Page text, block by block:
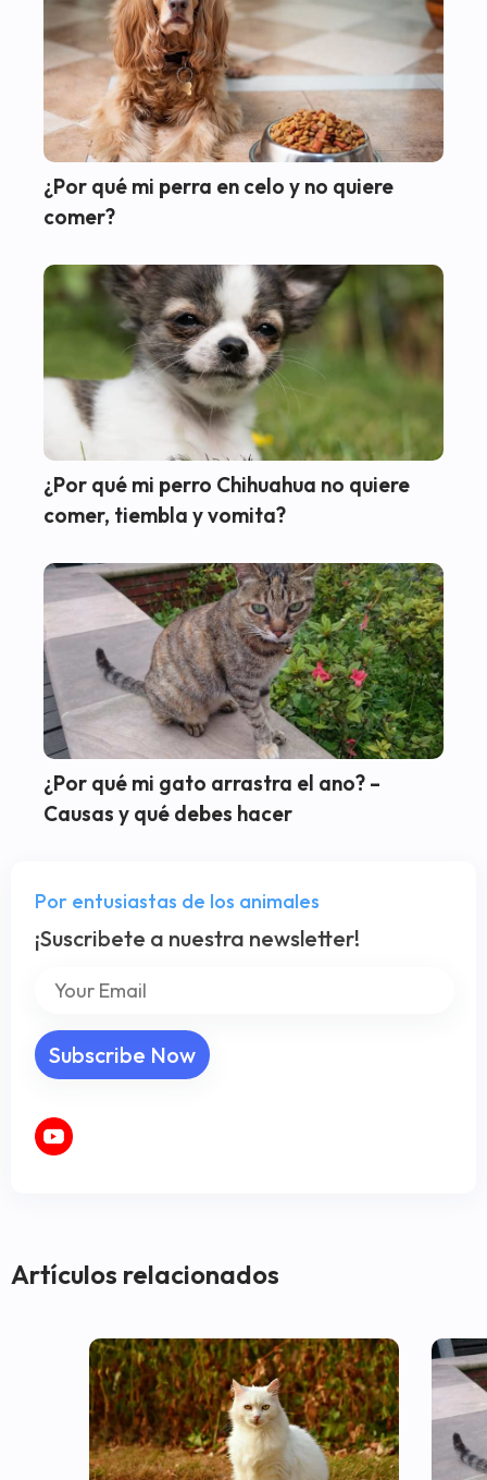
¿Por qué mi perra en celo y no quiere
comer?
¿Por qué mi perro Chihuahua no quiere
comer, tiembla y vomita?
¿Por qué mi gato arrastra el ano? –
Causas y qué debes hacer
Por entusiastas de los animales
¡Suscribete a nuestra newsletter!
Artículos relacionados